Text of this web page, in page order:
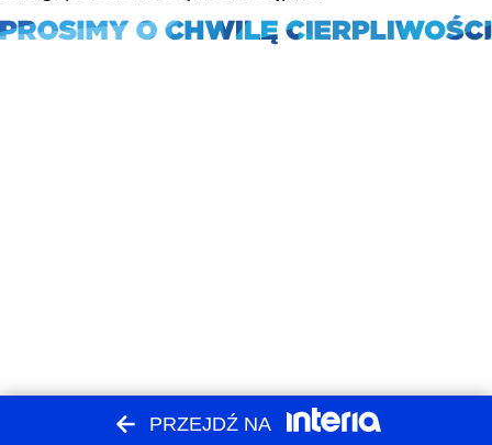
PRZEJDŹ NA